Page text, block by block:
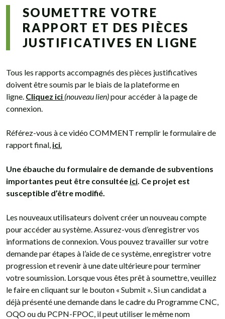
SOUMETTRE VOTRE
RAPPORT ET DES PIÈCES
JUSTIFICATIVES EN LIGNE
Tous les rapports accompagnés des pièces justificatives
doivent être soumis par le biais de la plateforme en
ligne. Cliquez ici (nouveau lien)pour accéder à la page de
connexion.
Référez-vous à ce vidéo COMMENT remplir le formulaire de
rapport final, ici.
Une ébauche du formulaire de demande de subventions
importantes peut être consultée ici. Ce projet est
susceptible d’être modifié.
Les nouveaux utilisateurs doivent créer un nouveau compte
pour accéder au système. Assurez-vous d’enregistrer vos
informations de connexion. Vous pouvez travailler sur votre
demande par étapes à l’aide de ce système, enregistrer votre
progression et revenir à une date ultérieure pour terminer
votre soumission. Lorsque vous êtes prêt à soumettre, veuillez
le faire en cliquant sur le bouton « Submit ». Si un candidat a
déjà présenté une demande dans le cadre du Programme CNC,
OQO ou du PCPN-FPOC, il peut utiliser le même nom